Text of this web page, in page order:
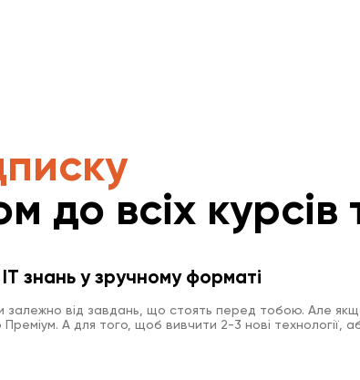
до всіх курсів
знань у зручному форматі
залежно від завдань, що стоять перед тобою. Але
А для того, щоб вивчити 2-3 нові технології,